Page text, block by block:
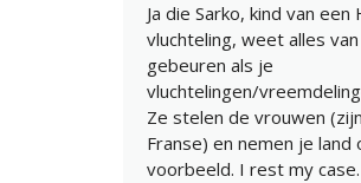
Ja die Sarko, kind van een
vluchteling, weet alles
gebeuren als je
vluchtelingen/
Ze stelen de vrouwen
Franse) en nemen je
voorbeeld. I rest my case.